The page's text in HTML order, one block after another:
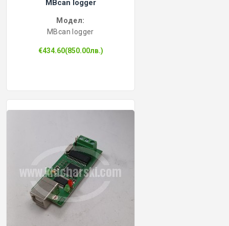
MBcan logger
Модел:
MBcan logger
€434.60(850.00лв.)